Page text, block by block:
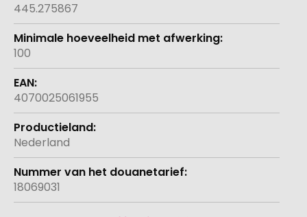
445.275867
100
4070025061955
Nederland
18069031